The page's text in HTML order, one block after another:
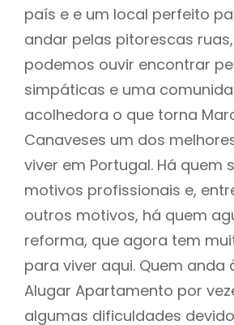
país e e um local perfeito
andar pelas pitorescas
podemos ouvir encontrar
simpáticas e uma
acolhedora o que torna
Canaveses um dos
viver em Portugal. Há quem
motivos profissionais e,
outros motivos, há quem
reforma, que agora tem
para viver aqui. Quem anda
Alugar Apartamento por
algumas dificuldades